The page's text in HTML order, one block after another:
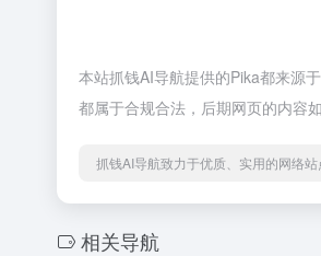
本站抓钱AI导航提供的Pika都来源
都属于合规合法，后期网页的内容
抓钱AI导航致力于优质、实用的网络站
相关导航